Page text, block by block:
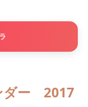
ダー 2017